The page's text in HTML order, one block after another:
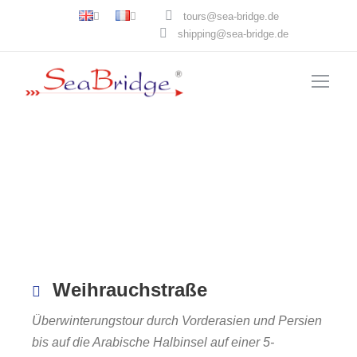
tours@sea-bridge.de
shipping@sea-bridge.de
Weihrauchstraße
Überwinterungstour durch Vorderasien und Persien
bis auf die Arabische Halbinsel auf einer 5-